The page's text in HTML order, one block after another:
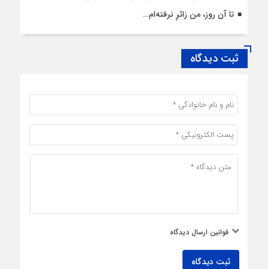
تا آن روز، من زائرِ نرفته‌ام…
ثبت دیدگاه
قوانین ارسال دیدگاه
ثبت دیدگاه